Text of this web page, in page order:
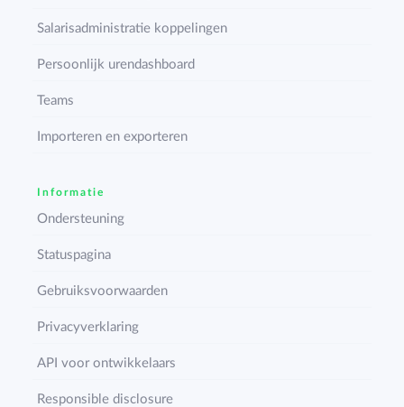
Salarisadministratie koppelingen
Persoonlijk urendashboard
Teams
Importeren en exporteren
Informatie
Ondersteuning
Statuspagina
Gebruiksvoorwaarden
Privacyverklaring
API voor ontwikkelaars
Responsible disclosure